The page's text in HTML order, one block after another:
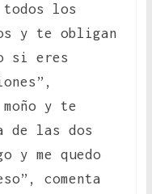
todos los
y te obligan
si eres
y te
de las dos
y me quedo
comenta